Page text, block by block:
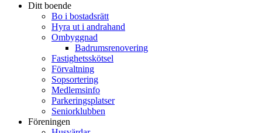
Ditt boende
Bo i bostadsrätt
Hyra ut i andrahand
Ombyggnad
Badrumsrenovering
Fastighetsskötsel
Förvaltning
Sopsortering
Medlemsinfo
Parkeringsplatser
Seniorklubben
Föreningen